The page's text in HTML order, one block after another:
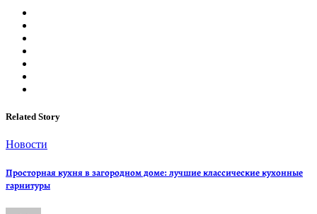
Related Story
Новости
Просторная кухня в загородном доме: лучшие классические кухонные
гарнитуры